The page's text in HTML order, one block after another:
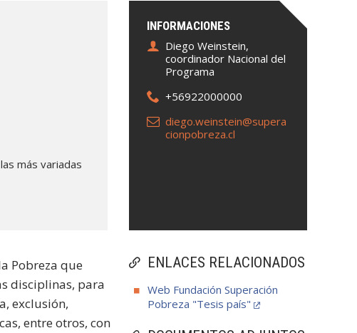
INFORMACIONES
Diego Weinstein,
coordinador Nacional del
Programa
+56922000000
diego.weinstein@supera
cionpobreza.cl
más variadas
ENLACES RELACIONADOS
Web Fundación Superación
Pobreza "Tesis país"
Pobreza que
disciplinas, para
exclusión,
entre otros, con